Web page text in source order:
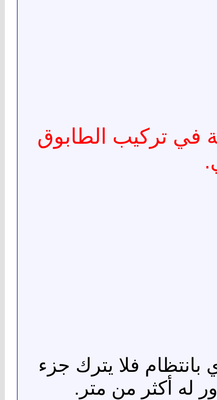
في تركيب الطابوق
بانتظام فلا يترك جزء
له أكثر من متر.